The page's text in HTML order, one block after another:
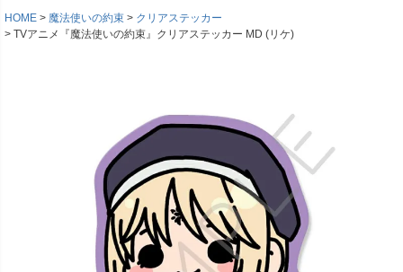
HOME
魔法使いの約束
クリアステッカー
TVアニメ『魔法使いの約束』クリアステッカー MD (リケ)